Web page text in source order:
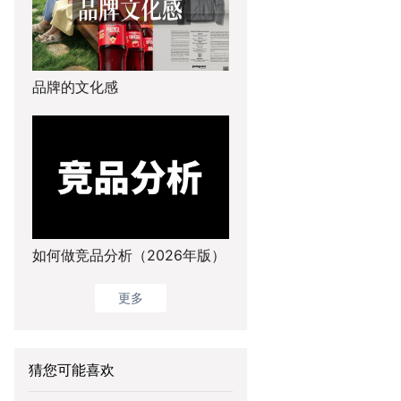
品牌的文化感
如何做竞品分析（2026年版）
更多
猜您可能喜欢